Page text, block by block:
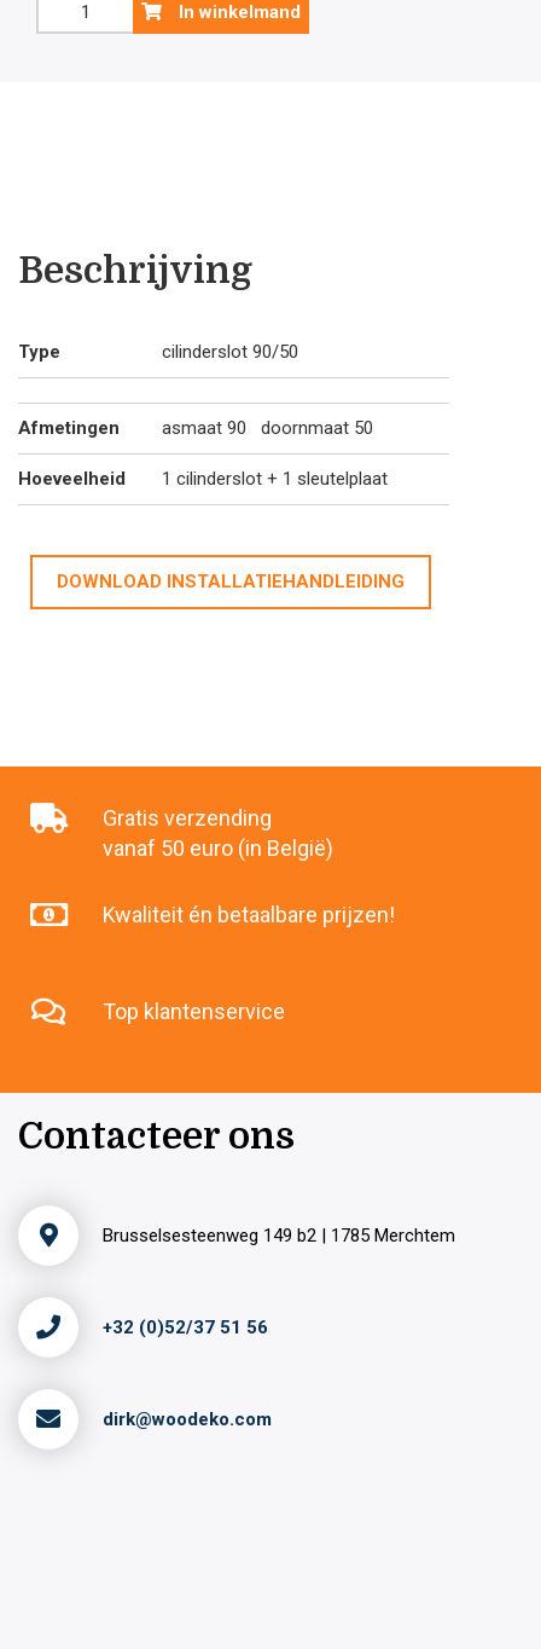
look
In winkelmand
Beschrijving
Type cilinderslot 90/50
Afmetingen asmaat 90 doornmaat 50
Hoeveelheid 1 cilinderslot + 1 sleutelplaat
DOWNLOAD INSTALLATIEHANDLEIDING
Gratis verzending
vanaf 50 euro (in België)
Kwaliteit én betaalbare prijzen!
Top klantenservice
Contacteer ons
Brusselsesteenweg 149 b2 | 1785 Merchtem
+32 (0)52/37 51 56
dirk@woodeko.com